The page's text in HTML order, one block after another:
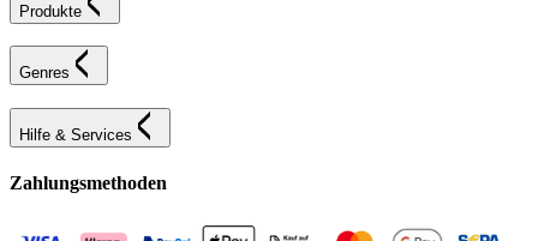
Produkte
Genres
Hilfe & Services
Zahlungsmethoden